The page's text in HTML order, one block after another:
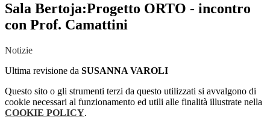
Sala Bertoja:Progetto ORTO - incontro
con Prof. Camattini
Notizie
Ultima revisione da SUSANNA VAROLI
Questo sito o gli strumenti terzi da questo utilizzati si avvalgono di
cookie necessari al funzionamento ed utili alle finalità illustrate nella
COOKIE POLICY.